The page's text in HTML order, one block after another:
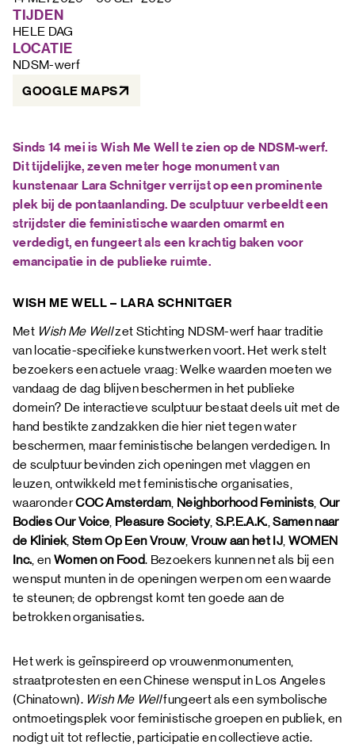
FAQ
TIJDEN
HELE DAG
LOCATIE
NDSM-werf
GOOGLE MAPS
Sinds 14 mei is Wish Me Well te zien op de NDSM-werf.
Dit tijdelijke, zeven meter hoge monument van
kunstenaar Lara Schnitger verrijst op een prominente
plek bij de pontaanlanding. De sculptuur verbeeldt een
strijdster die feministische waarden omarmt en
verdedigt, en fungeert als een krachtig baken voor
emancipatie in de publieke ruimte.
WISH ME WELL – LARA SCHNITGER
Met Wish Me Wellzet Stichting NDSM-werf haar traditie
van locatie-specifieke kunstwerken voort. Het werk stelt
bezoekers een actuele vraag: Welke waarden moeten we
vandaag de dag blijven beschermen in het publieke
domein? De interactieve sculptuur bestaat deels uit met de
hand bestikte zandzakken die hier niet tegen water
beschermen, maar feministische belangen verdedigen. In
de sculptuur bevinden zich openingen met vlaggen en
leuzen, ontwikkeld met feministische organisaties,
waaronderCOC Amsterdam, Neighborhood Feminists, Our
Bodies Our Voice, Pleasure Society, S.P.E.A.K.,Samen naar
de Kliniek, Stem Op Een Vrouw, Vrouw aan het IJ, WOMEN
Inc., en Women on Food. Bezoekers kunnen net als bij een
wensput munten in de openingen werpen om een waarde
te steunen; de opbrengst komt ten goede aan de
betrokken organisaties.
Het werk is geïnspireerd op vrouwenmonumenten,
straatprotesten en een Chinese wensput in Los Angeles
(Chinatown). Wish Me Wellfungeert als een symbolische
ontmoetingsplek voor feministische groepen en publiek, en
nodigt uit tot reflectie, participatie en collectieve actie.